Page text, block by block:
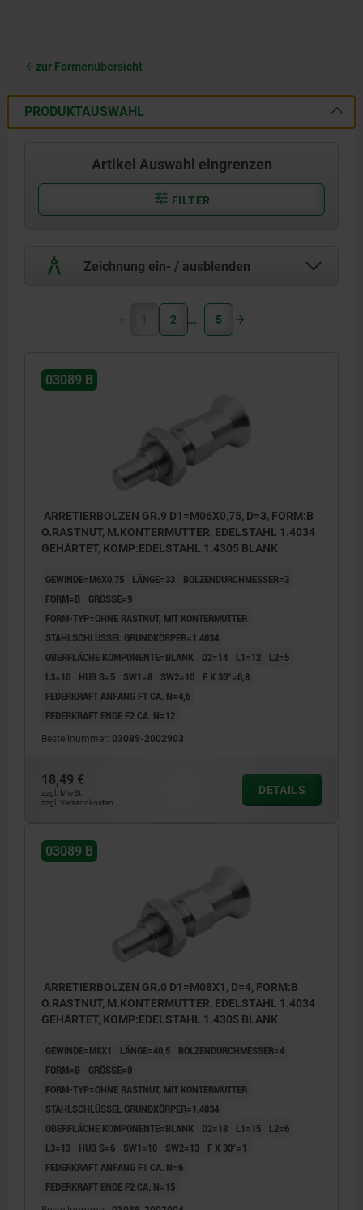
zur Formenübersicht
PRODUKTAUSWAHL
Artikel Auswahl eingrenzen
FILTER
Zeichnung ein- / ausblenden
1 2 5
03089 B
ARRETIERBOLZEN GR.9 D1=M06X0,75, D=3, FORM:B
O.RASTNUT, M.KONTERMUTTER, EDELSTAHL 1.4034
GEHÄRTET, KOMP:EDELSTAHL 1.4305 BLANK
GEWINDE=M6X0,75 LÄNGE=33
BOLZENDURCHMESSER=3
FORM=B
GRÖSSE=9
FORM-TYP=OHNE RASTNUT, MIT KONTERMUTTER
STAHLSCHLÜSSEL GRUNDKÖRPER=1.4034
OBERFLÄCHE KOMPONENTE=BLANK
D2=14 L1=12
L2=5
L3=10
HUB S=5 SW1=8 SW2=10
F X 30°=0,8
FEDERKRAFT ANFANG F1 CA. N=4,5
FEDERKRAFT ENDE F2 CA. N=12
Bestellnummer: 03089-2002903
18,49 €
zzgl. MwSt.
zzgl. Versandkosten
DETAILS
03089 B
ARRETIERBOLZEN GR.0 D1=M08X1, D=4, FORM:B
O.RASTNUT, M.KONTERMUTTER, EDELSTAHL 1.4034
GEHÄRTET, KOMP:EDELSTAHL 1.4305 BLANK
GEWINDE=M8X1 LÄNGE=40,5
BOLZENDURCHMESSER=4
FORM=B
GRÖSSE=0
FORM-TYP=OHNE RASTNUT, MIT KONTERMUTTER
STAHLSCHLÜSSEL GRUNDKÖRPER=1.4034
OBERFLÄCHE KOMPONENTE=BLANK
D2=18 L1=15
L2=6
L3=13
HUB S=6 SW1=10 SW2=13
F X 30°=1
FEDERKRAFT ANFANG F1 CA. N=6
FEDERKRAFT ENDE F2 CA. N=15